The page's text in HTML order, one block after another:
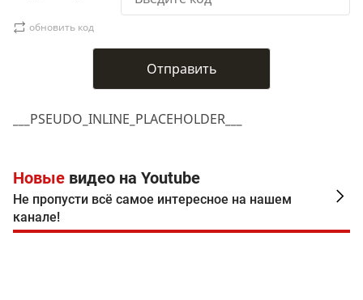
___PSEUDO_INLINE_PLACEHOLDER___
обновить код
Новые видео на Youtube
Не пропусти всё самое интересное на нашем
канале!